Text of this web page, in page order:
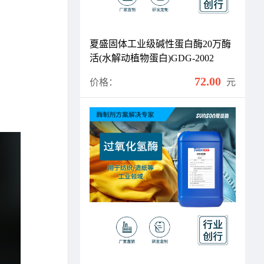
夏盛固体工业级碱性蛋白酶20万酶
活(水解动植物蛋白)GDG-2002
价格： 72.00 元